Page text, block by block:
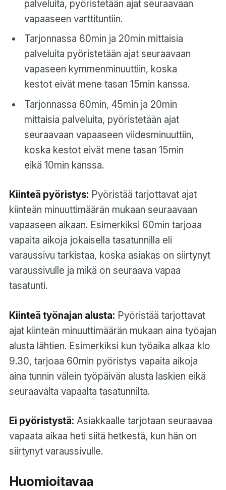
palveluita, pyöristetään ajat seuraavaan
vapaaseen varttituntiin.
Tarjonnassa 60min ja 20min mittaisia
palveluita pyöristetään ajat seuraavaan
vapaseen kymmenminuuttiin, koska
kestot eivät mene tasan 15min kanssa.
Tarjonnassa 60min, 45min ja 20min
mittaisia palveluita, pyöristetään ajat
seuraavaan vapaaseen viidesminuuttiin,
koska kestot eivät mene tasan 15min
eikä 10min kanssa.
Kiinteä pyöristys: Pyöristää tarjottavat ajat
kiinteän minuuttimäärän mukaan seuraavaan
vapaaseen aikaan. Esimerkiksi 60min tarjoaa
vapaita aikoja jokaisella tasatunnilla eli
varaussivu tarkistaa, koska asiakas on siirtynyt
varaussivulle ja mikä on seuraava vapaa
tasatunti.
Kiinteä työnajan alusta: Pyöristää tarjottavat
ajat kiinteän minuuttimäärän mukaan aina työajan
alusta lähtien. Esimerkiksi kun työaika alkaa klo
9.30, tarjoaa 60min pyöristys vapaita aikoja
aina tunnin välein työpäivän alusta laskien eikä
seuraavalta vapaalta tasatunnilta.
Ei pyöristystä: Asiakkaalle tarjotaan seuraavaa
vapaata aikaa heti siitä hetkestä, kun hän on
siirtynyt varaussivulle.
Huomioitavaa